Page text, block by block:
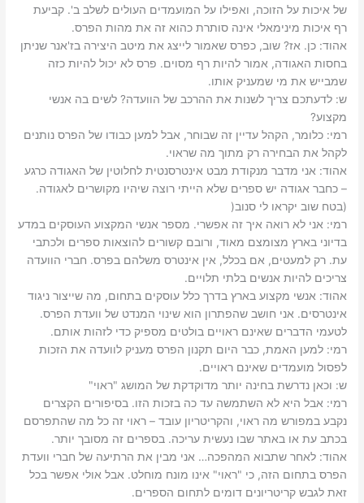
של איכות על הזוכה, ואפילו על המועמדים העולים לשלב ב'. קביעת
רף איכות מינימאלי אינה סותרת כהוא זה את מהות הפרס.‬
אהוד: ‫כן. אז? שוב, כפרס שאמור לייצג את מיטב היצירה בז'אנר שניתן
בחסות האגודה, אמור להיות רף מסוים. פרס לא יכול להיות כזה
שמבייש את מי שמעניק אותו.‬
ש: ‫לדעתכם צריך לשנות את ההרכב של הוועדה? לשים בה אנשי
מקצוע?‬
רמי: ‫כלומר, הקהל עדיין זה שבוחר, אבל למען כבודו של הפרס נותנים
לקהל את הבחירה רק מתוך מה שראוי.‬
אהוד: ‫אני מדבר מנקודת מבט אינטרסנטית לחלוטין של האגודה כרגע
– כחבר אגודה יש ספרים שלא הייתי רוצה שיהיו מקושרים לאגודה.
(בטח שוב יקראו לי סנוב(
רמי: ‫אני לא רואה איך זה אפשרי. מספר אנשי המקצוע העוסקים במדע
בדיוני בארץ מצומצם מאוד, ורובם קשורים להוצאות ספרים ולכתבי
עת. רק למעטים, אם בכלל, אין אינטרס משלהם בפרס. חברי הוועדה
צריכים להיות אנשים בלתי תלויים.‬
אהוד: ‫אנשי מקצוע בארץ בדרך כלל עוסקים בתחום, מה שייצור ניגוד
אינטרסים. אני חושב שהפתרון הוא שינוי המנדט של וועדת הפרס.
לטעמי הדברים שאינם ראויים בולטים מספיק כדי לזהות אותם.‬
רמי: ‫למען האמת, כבר היום תקנון הפרס מעניק לוועדה את הזכות
לפסול מועמדים שאינם ראויים.‬
ש: ‫וכאן נדרשת בחינה יותר מדוקדקת של המושג "ראוי"‬
רמי: ‫אבל היא לא השתמשה עד כה בזכות הזו.‬ בסיפורים הקצרים
נקבע במפורש מה ראוי, והקריטריון עובד – ראוי זה כל מה שהתפרסם
בכתב עת או באתר שבו נעשית עריכה. בספרים זה מסובך יותר‬.
אהוד: ‫לאחר שתבוא המהפכה… אני מבין את הרתיעה של חברי וועדת
הפרס בתחום הזה, כי "ראוי" אינו מונח מוחלט. אבל אולי אפשר בכל
זאת לגבש קריטריונים דומים לתחום הספרים.‬